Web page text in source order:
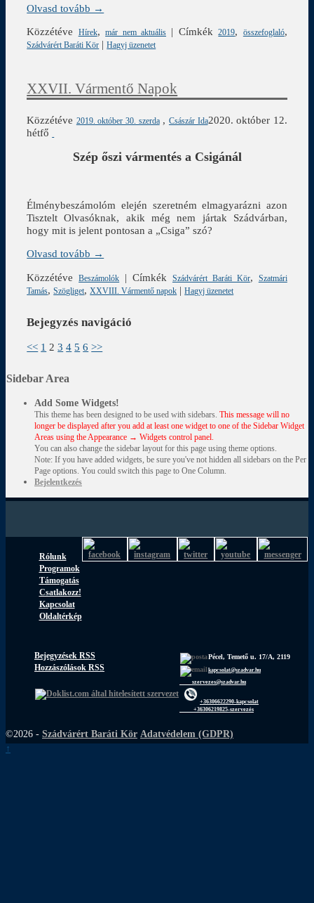
Olvasd tovább →
Közzétéve
Hírek,már nem aktuális | Címkék 2019, összefoglaló,
Szádvárért Baráti Kör |Hagyj üzenetet
XXVII. Vármentő Napok
Közzétéve 2019. október 30. szerda , Császár Ida2020. október 12.
hétfő
Szép őszi vármentés a Csigánál
Élménybeszámolóm elején szeretném elmagyarázni azon
Tisztelt Olvasóknak, akik még nem jártak Szádvárban,
hogy mit is jelent pontosan a „Csiga” szó?
Olvasd tovább →
Közzétéve
Beszámolók |Címkék Szádvárért Baráti Kör,
Szatmári
Tamás,Szögliget,XXVIII. Vármentő napok |Hagyj üzenetet
Bejegyzés navigáció
<< 1 2 3 4 5 6 >>
Sidebar Area
Add Some Widgets!
This theme has been designed to be used with sidebars. This message will no
longer be displayed after you add at least one widget to one of the Sidebar Widget
Areas using the Appearance → Widgets control panel.
You can also change the sidebar layout for this page using theme options.
Note: If you have added widgets, be sure you've not hidden all sidebars on the Per
Page options. You could switch this page to One Column.
Bejelentkezés
Rólunk
Programok
Támogatás
Csatlakozz!
Kapcsolat
Oldaltérkép
Bejegyzések RSS
Hozzászólások RSS
Pécel, Temető u. 17/A, 2119
kapcsolat@szadvar.hu
szervezes@szadvar.hu
+36306622290-kapcsolat
+36306219825-szervezés
©2026 - Szádvárért Baráti Kör Adatvédelem (GDPR)
↑